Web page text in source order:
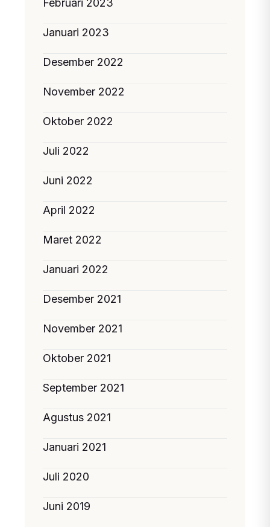
Februari 2023
Januari 2023
Desember 2022
November 2022
Oktober 2022
Juli 2022
Juni 2022
April 2022
Maret 2022
Januari 2022
Desember 2021
November 2021
Oktober 2021
September 2021
Agustus 2021
Januari 2021
Juli 2020
Juni 2019